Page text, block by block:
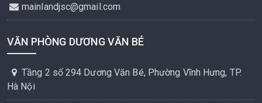
mainlandjsc@gmail.com
VĂN PHÒNG DƯƠNG VĂN BÉ
Tầng 2 số 294 Dương Văn Bé, Phường Vĩnh Hưng, TP.
Hà Nội